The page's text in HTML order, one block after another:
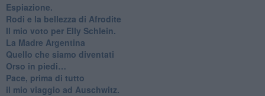
Espiazione.
Rodi e la bellezza di Afrodite
​Il mio voto per Elly Schlein.
​La Madre Argentina
Quello che siamo diventati
Orso in piedi…
​Pace, prima di tutto
​il mio viaggio ad Auschwitz.